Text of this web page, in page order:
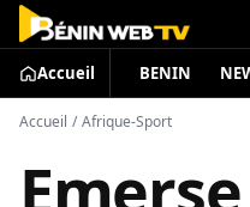
Accueil BENIN
Accueil / Afrique-Sport